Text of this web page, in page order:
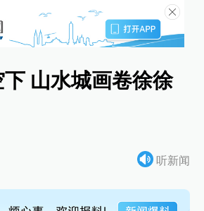
山水城画卷徐徐
听新闻